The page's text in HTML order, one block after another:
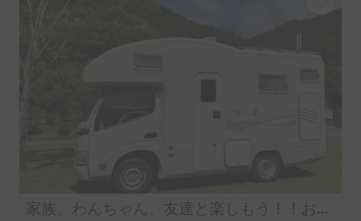
家族、わんちゃん、友達と楽しもう！！お気軽旅行のキャンピングカー（コルドバンクス）四国・淡路島にアクセス抜群🗾ペット大歓迎🐶ケージ無しOK、WIFI無料